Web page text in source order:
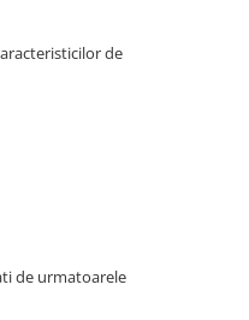
de
de urmatoarele